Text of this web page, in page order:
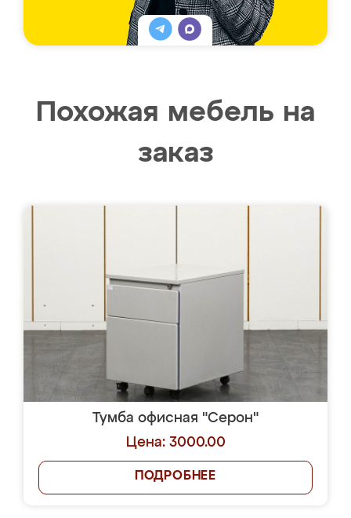
Похожая мебель на
заказ
Тумба офисная "Серон"
Цена: 3000.00
ПОДРОБНЕЕ